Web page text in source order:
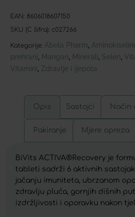
EAN: 8606018607150
SKU (C šifra): c027266
Kategorije: Abela Pharm
prehrani Mangan Minerali Selen
Vitamini Zdravlje i ljepota
Opis Sastojci Način
Pakiranje Mjere opreza
BiVits ACTIVA®Recovery je
tableti sadrži 6 aktivnih
jačanju imuniteta, ubrzanom
zdravlju pluća, gornjih dišnih
izdržljivosti i oporavku nakon